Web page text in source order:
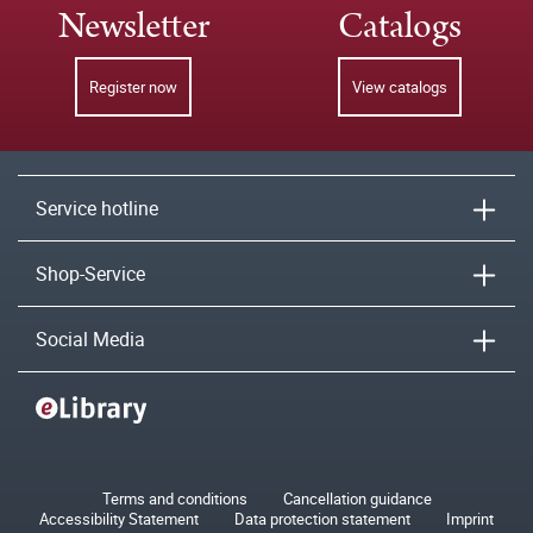
Newsletter
Register now
Catalogs
View catalogs
Service hotline
Shop-Service
Social Media
Terms and conditions
Cancellation guidance
Accessibility Statement
Data protection statement
Imprint